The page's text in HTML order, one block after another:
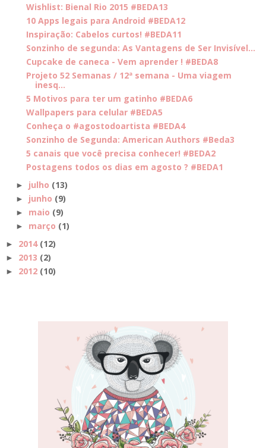
Wishlist: Bienal Rio 2015 #BEDA13
10 Apps legais para Android #BEDA12
Inspiração: Cabelos curtos! #BEDA11
Sonzinho de segunda: As Vantagens de Ser Invisível...
Cupcake de caneca - Vem aprender ! #BEDA8
Projeto 52 Semanas / 12ª semana - Uma viagem
inesq...
5 Motivos para ter um gatinho #BEDA6
Wallpapers para celular #BEDA5
Conheça o #agostodoartista #BEDA4
Sonzinho de Segunda: American Authors #Beda3
5 canais que você precisa conhecer! #BEDA2
Postagens todos os dias em agosto ? #BEDA1
► julho (13)
► junho (9)
► maio (9)
► março (1)
► 2014 (12)
► 2013 (2)
► 2012 (10)